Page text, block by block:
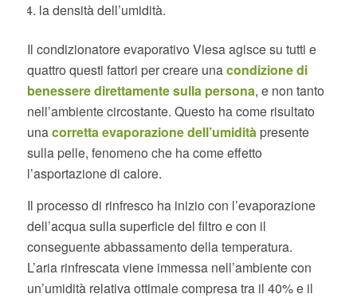
la densità dell’umidità.
Il condizionatore evaporativo Viesa agisce su tutti e
quattro questi fattori per creare unacondizione di
benessere direttamente sulla persona, e non tanto
nell’ambiente circostante. Questo ha come risultato
unacorretta evaporazione dell’umiditàpresente
sulla pelle, fenomeno che ha come effetto
l’asportazione di calore.
Il processo di rinfresco ha inizio con l’evaporazione
dell’acqua sulla superficie del filtro e con il
conseguente abbassamento della temperatura.
L’aria rinfrescata viene immessa nell’ambiente con
un’umidità relativa ottimale compresa tra il 40% e il